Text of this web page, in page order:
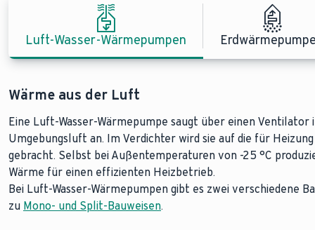
Luft-Wasser-Wärmepumpen
Wärme aus der Luft
Eine Luft-Wasser-Wärmepumpe saugt über einen Ventilator
Umgebungsluft an. Im Verdichter wird sie auf die für
gebracht. Selbst bei Außentemperaturen von -25 °C
Wärme für einen effizienten Heizbetrieb.
Bei Luft-Wasser-Wärmepumpen gibt es zwei verschiedene
zu Mono- und Split-Bauweisen.
Wärme aus der Erde
Erdwärmepumpen arbeiten mit der im Boden gespeicherten
konstant hoch und ermöglicht damit eine besonders
eine sogenannte Erdsonde oder über Erdkollektoren
waagerechte Flächenkollektoren besser eignen, hängt von
ab.
Wärme aus dem Grundwasser
Mit einer Grundwasser-Wärmepumpe nutzen Sie die Wärme
Erdwärmepumpen das gesamte Jahr über konstant hoch
Das warme Grundwasser wird über ein Brunnensystem
ausreichender Menge, Qualität und in nicht zu großer Tiefe